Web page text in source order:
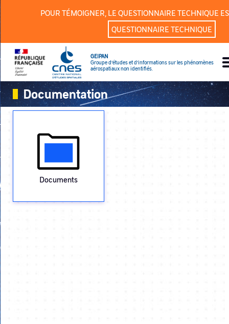
POUR TÉMOIGNER, LE QUESTIONNAIRE TECHNIQUE
QUESTIONNAIRE TECHNIQUE
GEIPAN
Groupe d’études et d’informations sur les phénomènes
aérospatiaux non identifiés.
Documentation
Documents